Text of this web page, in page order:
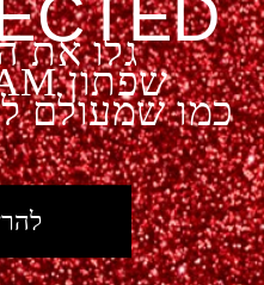
גלו את
שפתון VIVA GLAM
כמו שמעולם